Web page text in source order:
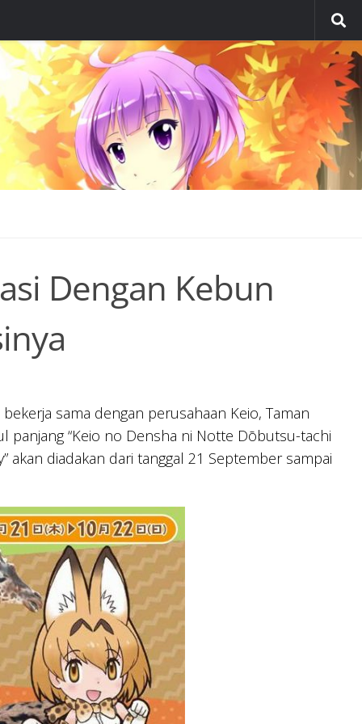
Dengan Kebun
sama dengan perusahaan Keio, Taman
panjang “Keio no Densha ni Notte Dōbutsu-tachi
akan diadakan dari tanggal 21 September sampai